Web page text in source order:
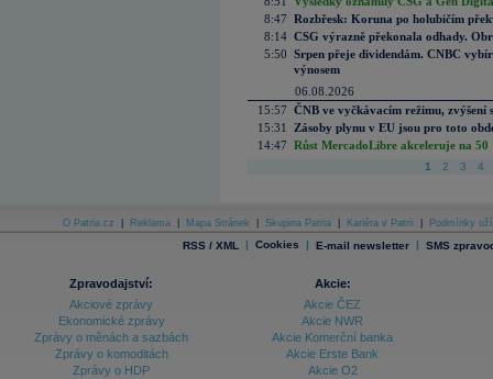
8:47 Rozbřesk: Koruna po holubičím
8:14 CSG výrazně překonala odhady.
5:50 Srpen přeje dividendám. CNBC
výnosem
06.08.2026
15:57 ČNB ve vyčkávacím režimu, zvýšení
15:31
Zásoby plynu v EU jsou pro toto
14:47 Růst MercadoLibre akceleruje na
1 2 3 4
O Patria.cz Reklama Mapa Stránek Skupina Patria Kariéra v Patrii Podmínky
RSS / XML | Cookies | E-mail newsletter | SMS
Zpravodajství:
Akciové zprávy
Ekonomické zprávy
Zprávy o měnách a sazbách
Zprávy o komoditách
Zprávy o HDP
Akcie:
Akcie ČEZ
Akcie NWR
Akcie Komerční banka
Akcie Erste Bank
Akcie O2